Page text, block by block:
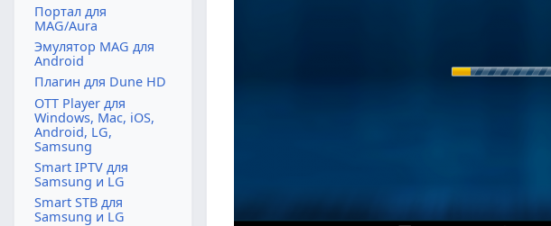
Портал для
MAG/Aura
Эмулятор MAG для
Android
Плагин для Dune HD
OTT Player для
Windows, Mac, iOS,
Android, LG,
Samsung
Smart IPTV для
Samsung и LG
Smart STB для
Samsung и LG